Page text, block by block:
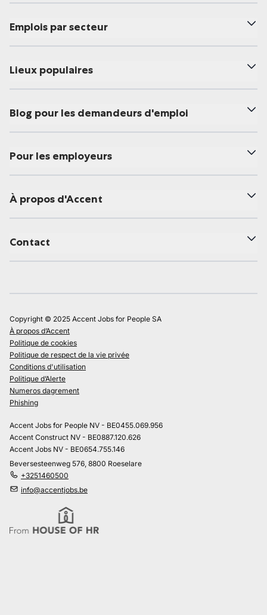
Emplois par secteur
Lieux populaires
Blog pour les demandeurs d'emploi
Pour les employeurs
À propos d'Accent
Contact
Copyright © 2025 Accent Jobs for People SA
À propos d’Accent
Politique de cookies
Politique de respect de la vie privée
Conditions d'utilisation
Politique d’Alerte
Numeros dagrement
Phishing
Accent Jobs for People NV - BE0455.069.956
Accent Construct NV - BE0887.120.626
Accent Jobs NV - BE0654.755.146
Beversesteenweg 576, 8800 Roeselare
+3251460500
info@accentjobs.be